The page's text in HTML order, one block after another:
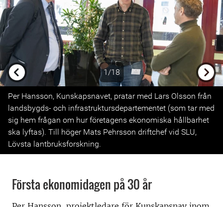
1/18
Previous
Next
Per Hansson, Kunskapsnavet, pratar med Lars Olsson från
landsbygds- och infrastruktursdepartementet (som tar med
sig hem frågan om hur företagens ekonomiska hållbarhet
ska lyftas). Till höger Mats Pehrsson driftchef vid SLU,
Lövsta lantbruksforskning.
Första ekonomidagen på 30 år